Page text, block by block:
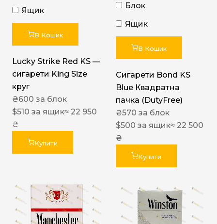
Ящик
В Кошик
Lucky Strike Red KS —
сигарети King Size
круг
₴600 за блок
$510 за ящик≈ 22 950
₴
Купити
Блок
Ящик
В Кошик
Сигарети Bond KS
Blue Квадратна
пачка (DutyFree)
₴570 за блок
$500 за ящик≈ 22 500
₴
Купити